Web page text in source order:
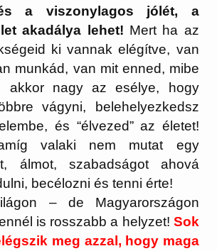
a viszonylagos jólét, a
akadálya lehet! Mert ha az
ki vannak elégítve, van
munkád, van mit enned, mibe
akkor nagy az esélye, hogy
vágyni, belehelyezkedsz
és “élvezed” az életet!
valaki nem mutat egy
álmot, szabadságot ahová
becélozni és tenni érte!
– de Magyarországon
is rosszabb a helyzet! Sok
meg azzal, hogy maga